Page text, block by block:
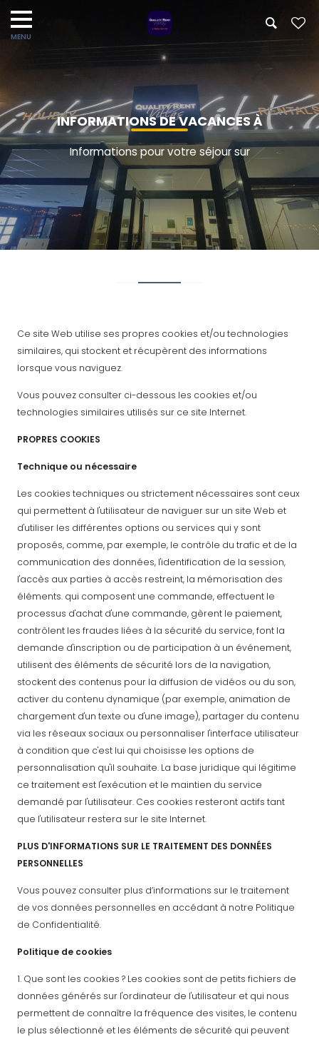
INFORMATIONS DE VACANCES À
Informations pour votre séjour sur
Ce site Web utilise ses propres cookies et/ou technologies
similaires, qui stockent et récupèrent des informations
lorsque vous naviguez.
Vous pouvez consulter ci-dessous les cookies et/ou
technologies similaires utilisés sur ce site Internet.
PROPRES COOKIES
Technique ou nécessaire
Les cookies techniques ou strictement nécessaires sont ceux
qui permettent à l'utilisateur de naviguer sur un site Web et
d'utiliser les différentes options ou services qui y sont
proposés, comme, par exemple, le contrôle du trafic et de la
communication des données, l'identification de la session,
l'accès aux parties à accès restreint, la mémorisation des
éléments. qui composent une commande, effectuent le
processus d'achat d'une commande, gèrent le paiement,
contrôlent les fraudes liées à la sécurité du service, font la
demande d'inscription ou de participation à un événement,
utilisent des éléments de sécurité lors de la navigation,
stockent des contenus pour la diffusion de vidéos ou du son,
activer du contenu dynamique (par exemple, animation de
chargement d'un texte ou d'une image), partager du contenu
via les réseaux sociaux ou personnaliser l'interface utilisateur
à condition que c'est lui qui choisisse les options de
personnalisation qu'il souhaite. La base juridique qui légitime
ce traitement est l'exécution et le maintien du service
demandé par l'utilisateur. Ces cookies resteront actifs tant
que l'utilisateur restera sur le site Internet.
PLUS D'INFORMATIONS SUR LE TRAITEMENT DES DONNÉES
PERSONNELLES
Vous pouvez consulter plus d’informations sur le traitement
de vos données personnelles en accédant à notre Politique
de Confidentialité.
Politique de cookies
1. Que sont les cookies ? Les cookies sont de petits fichiers de
données générés sur l'ordinateur de l'utilisateur et qui nous
permettent de connaître la fréquence des visites, le contenu
le plus sélectionné et les éléments de sécurité qui peuvent